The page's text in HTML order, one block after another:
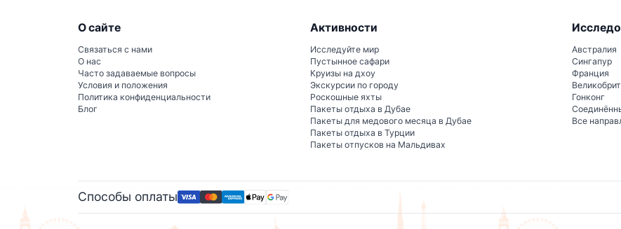
О сайте
Связаться с нами
О нас
Часто задаваемые вопросы
Условия и положения
Политика конфиденциальности
Блог
Активности
Исследуйте мир
Пустынное сафари
Круизы на дхоу
Экскурсии по городу
Роскошные яхты
Пакеты отдыха в Дубае
Пакеты для медового месяца в Дубае
Пакеты отдыха в Турции
Пакеты отпусков на Мальдивах
Австралия
Сингапур
Франция
Гонконг
Все
Способы оплаты